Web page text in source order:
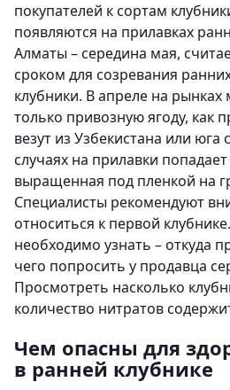
покупателей к сортам
появляются на прилавках
Алматы – середина мая,
сроком для созревания
клубники. В апреле на
только привозную ягоду, как
везут из Узбекистана или
случаях на прилавки
выращенная под пленкой на
Специалисты рекомендуют
относиться к первой
необходимо узнать – откуда
чего попросить у продавца
Просмотреть насколько
количество нитратов
Чем опасны для
в ранней клубнике